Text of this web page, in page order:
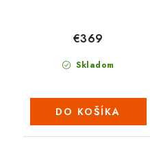
Skladom
€369
DO KOŠÍKA